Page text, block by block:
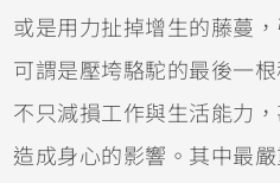
或是用力扯掉增生的藤蔓
可謂是壓垮駱駝的最後一
不只減損工作與生活能力
造成身心的影響。其中最